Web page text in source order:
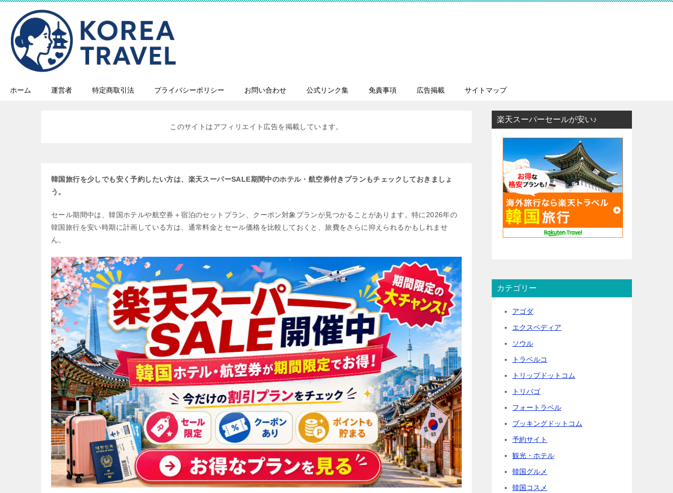
ホーム 運営者 特定商取引法 プライバシーポリシー お問い合わせ 公式リンク集 免責事項 広告掲載 サイトマップ
このサイトはアフィリエイト広告を掲載しています。
韓国旅行を少しでも安く予約したい方は、楽天スーパーSALE期間中のホテル・航空券付きプランもチェックしておきましょ
う。
セール期間中は、韓国ホテルや航空券＋宿泊のセットプラン、クーポン対象プランが見つかることがあります。特に2026年の
韓国旅行を安い時期に計画している方は、通常料金とセール価格を比較しておくと、旅費をさらに抑えられるかもしれませ
ん。
楽天スーパーセールが安い♪
カテゴリー
アゴダ
エクスペディア
ソウル
トラベルコ
トリップドットコム
トリバゴ
フォートラベル
ブッキングドットコム
予約サイト
観光・ホテル
韓国グルメ
韓国コスメ